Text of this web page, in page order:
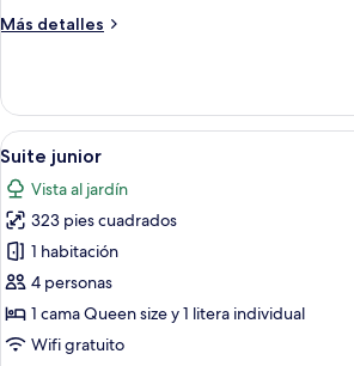
Queen
Más detalles
Más
doble,
cama
Queen
size
Abrir
todas
las
fotos
de
Suite
junior
Una
18
Suite junior
Vista al jardín
323 pies cuadrados
1 habitación
4 personas
1 cama Queen size y 1 litera individual
Wifi gratuito